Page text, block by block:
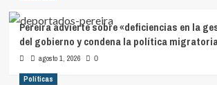
Pereira advierte sobre «deficiencias en la
del gobierno y condena la política
agosto 1, 2026 0
Políticas